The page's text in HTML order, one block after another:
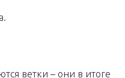
ветки – они в итоге